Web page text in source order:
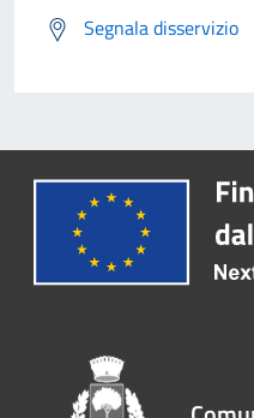
Segnala disservizio